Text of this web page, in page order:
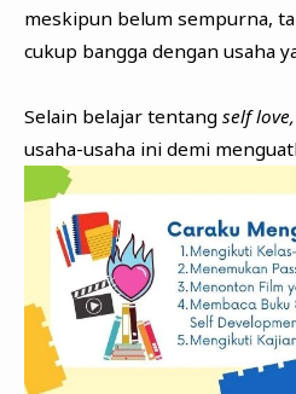
meskipun belum sempurna,
cukup bangga dengan usaha
Selain belajar tentang self love,
usaha-usaha ini demi